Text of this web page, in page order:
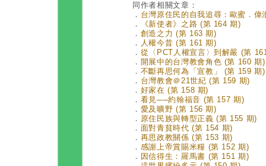
同作者相關文章：
． 台灣原住民的自我追尋：歐蜜．
．
《新使者》之路 (第 164 期)
． 創造之力 (第 163 期)
． 人權今昔 (第 161 期)
． 從〈PCT人權宣言〉到解嚴 (第
． 開展中的台灣教會角色 (第 160 期)
． 不斷再思何為「宣教」 (第 159 期)
． 台灣教會＠21世紀 (第 159 期)
． 好家在 (第 158 期)
． 看見──約翰福音 (第 157 期)
． 愛及曠野 (第 156 期)
． 原住民族與轉型正義 (第 155 期)
． 面對青貧時代 (第 154 期)
． 再思政教關係 (第 153 期)
． 感謝上帝賞賜米糧 (第 152 期)
． 因信得生：羅馬書 (第 151 期)